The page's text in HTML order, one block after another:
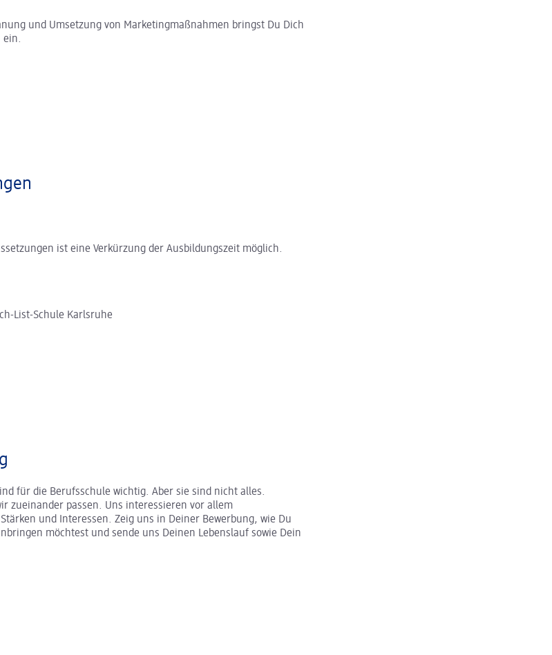
und Umsetzung von Marketingmaßnahmen bringst Du Dich
ein.
ist eine Verkürzung der Ausbildungszeit möglich.
List-Schule Karlsruhe
für die Berufsschule wichtig. Aber sie sind nicht alles.
zueinander passen. Uns interessieren vor allem
und Interessen. Zeig uns in Deiner Bewerbung, wie Du
möchtest und sende uns Deinen Lebenslauf sowie Dein